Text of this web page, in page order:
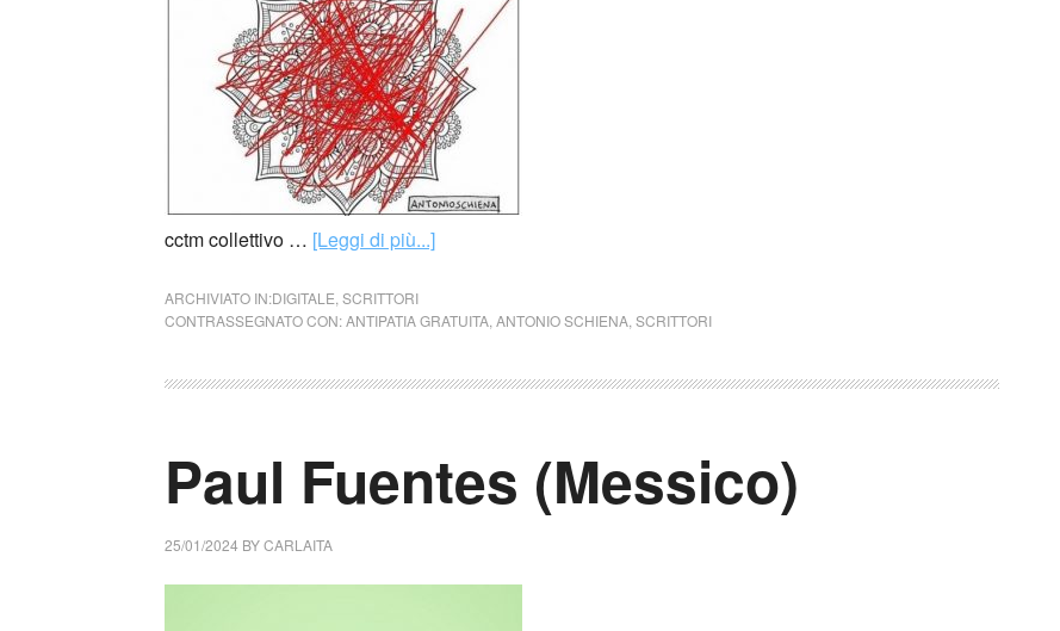
cctm collettivo … [Leggi di più...]
ARCHIVIATO IN:DIGITALE SCRITTORI
CONTRASSEGNATO CON:ANTIPATIA GRATUITA ANTONIO SCHIENA SCRITTORI
Paul Fuentes (Messico)
25/01/2024 BYCARLAITA